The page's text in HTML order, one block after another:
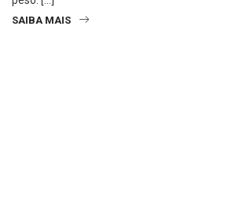
SAIBA MAIS